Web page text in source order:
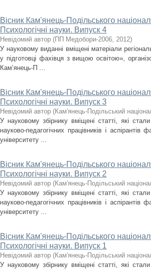
Вісник Кам'янець-Подільського
Психологічні науки. Випуск 4
Невідомий автор (ПП Медобори-2006, 2012)
У науковому виданні вміщені матеріали
у підготовці фахівця з вищою освітою»,
Кам’янець-П ...
Вісник Кам'янець-Подільського
Психологічні науки. Випуск 3
Невідомий автор (Кам'янець-Подільський
У науковому збірнику вміщені статті, які
науково-педагогічних працівників і аспірантів
університету ...
Вісник Кам'янець-Подільського
Психологічні науки. Випуск 2
Невідомий автор (Кам'янець-Подільський
У науковому збірнику вміщені статті, які
науково-педагогічних працівників і аспірантів
університету ...
Вісник Кам'янець-Подільського
Психологічні науки. Випуск 1
Невідомий автор (Кам'янець-Подільський
У науковому збірнику вміщені статті, які